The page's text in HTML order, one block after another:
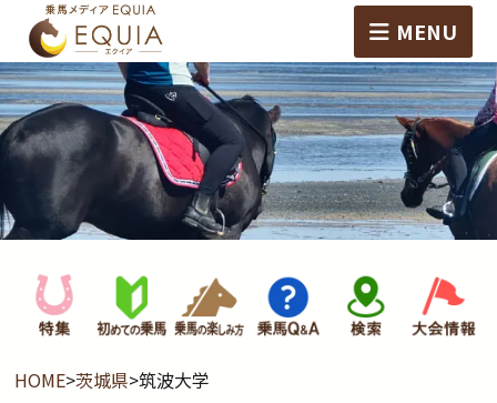
MENU
HOME>茨城県>筑波大学